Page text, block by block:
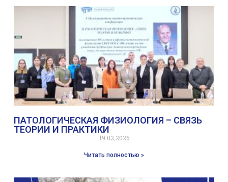
ПАТОЛОГИЧЕСКАЯ ФИЗИОЛОГИЯ – СВЯЗЬ
ТЕОРИИ И ПРАКТИКИ
19.02.2026
Читать полностью »